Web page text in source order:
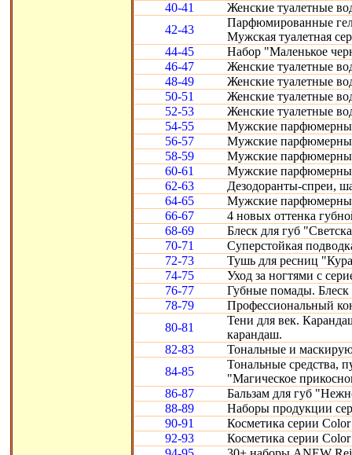
40-41
Женские туалетные
42-43
Парфюмированные
Мужская туалетная
44-45
Набор "Маленькое
46-47
Женские туалетные
48-49
Женские туалетные
50-51
Женские туалетные
52-53
Женские туалетные
54-55
Мужские
56-57
Мужские
58-59
Мужские
60-61
Мужские
62-63
Дезодоранты-спреи,
64-65
Мужские
66-67
4 новых оттенка
68-69
Блеск для губ
70-71
Суперстойкая
72-73
Тушь для ресниц
74-75
Уход за ногтями с
76-77
Губные помады. Блеск
78-79
Профессиональный
80-81
Тени для век.
карандаш.
82-83
Тональные и
84-85
Тональные средства,
"Магическое
86-87
Бальзам для губ
88-89
Наборы продукции
90-91
Косметика серии
92-93
Косметика серии